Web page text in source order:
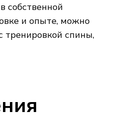
собственной
и опыте, можно
тренировкой спины,